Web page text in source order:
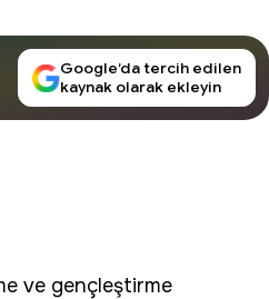
Google’da tercih edilen
kaynak olarak ekleyin
ve gençleştirme